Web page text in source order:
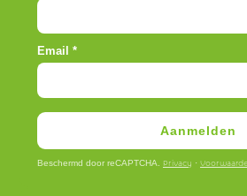
Email *
Aanmelden
Beschermd door reCAPTCHA. Privacy ·